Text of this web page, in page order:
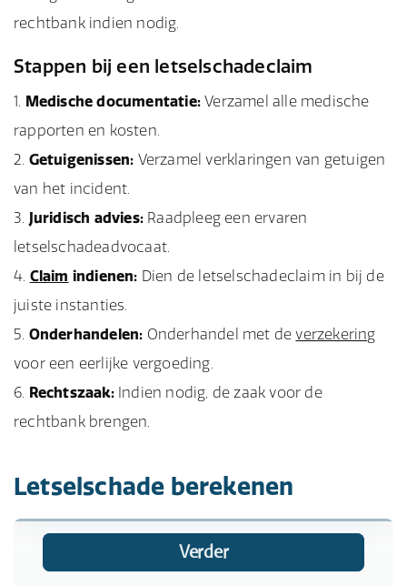
rechtbank indien nodig.
Stappen bij een letselschadeclaim
Medische documentatie: Verzamel alle medische
rapporten en kosten.
Getuigenissen: Verzamel verklaringen van getuigen
van het incident.
Juridisch advies: Raadpleeg een ervaren
letselschadeadvocaat.
Claim indienen: Dien de letselschadeclaim in bij de
juiste instanties.
Onderhandelen: Onderhandel met deverzekering
voor een eerlijke vergoeding.
Rechtszaak:Indien nodig, de zaak voor de
rechtbank brengen.
Letselschade berekenen